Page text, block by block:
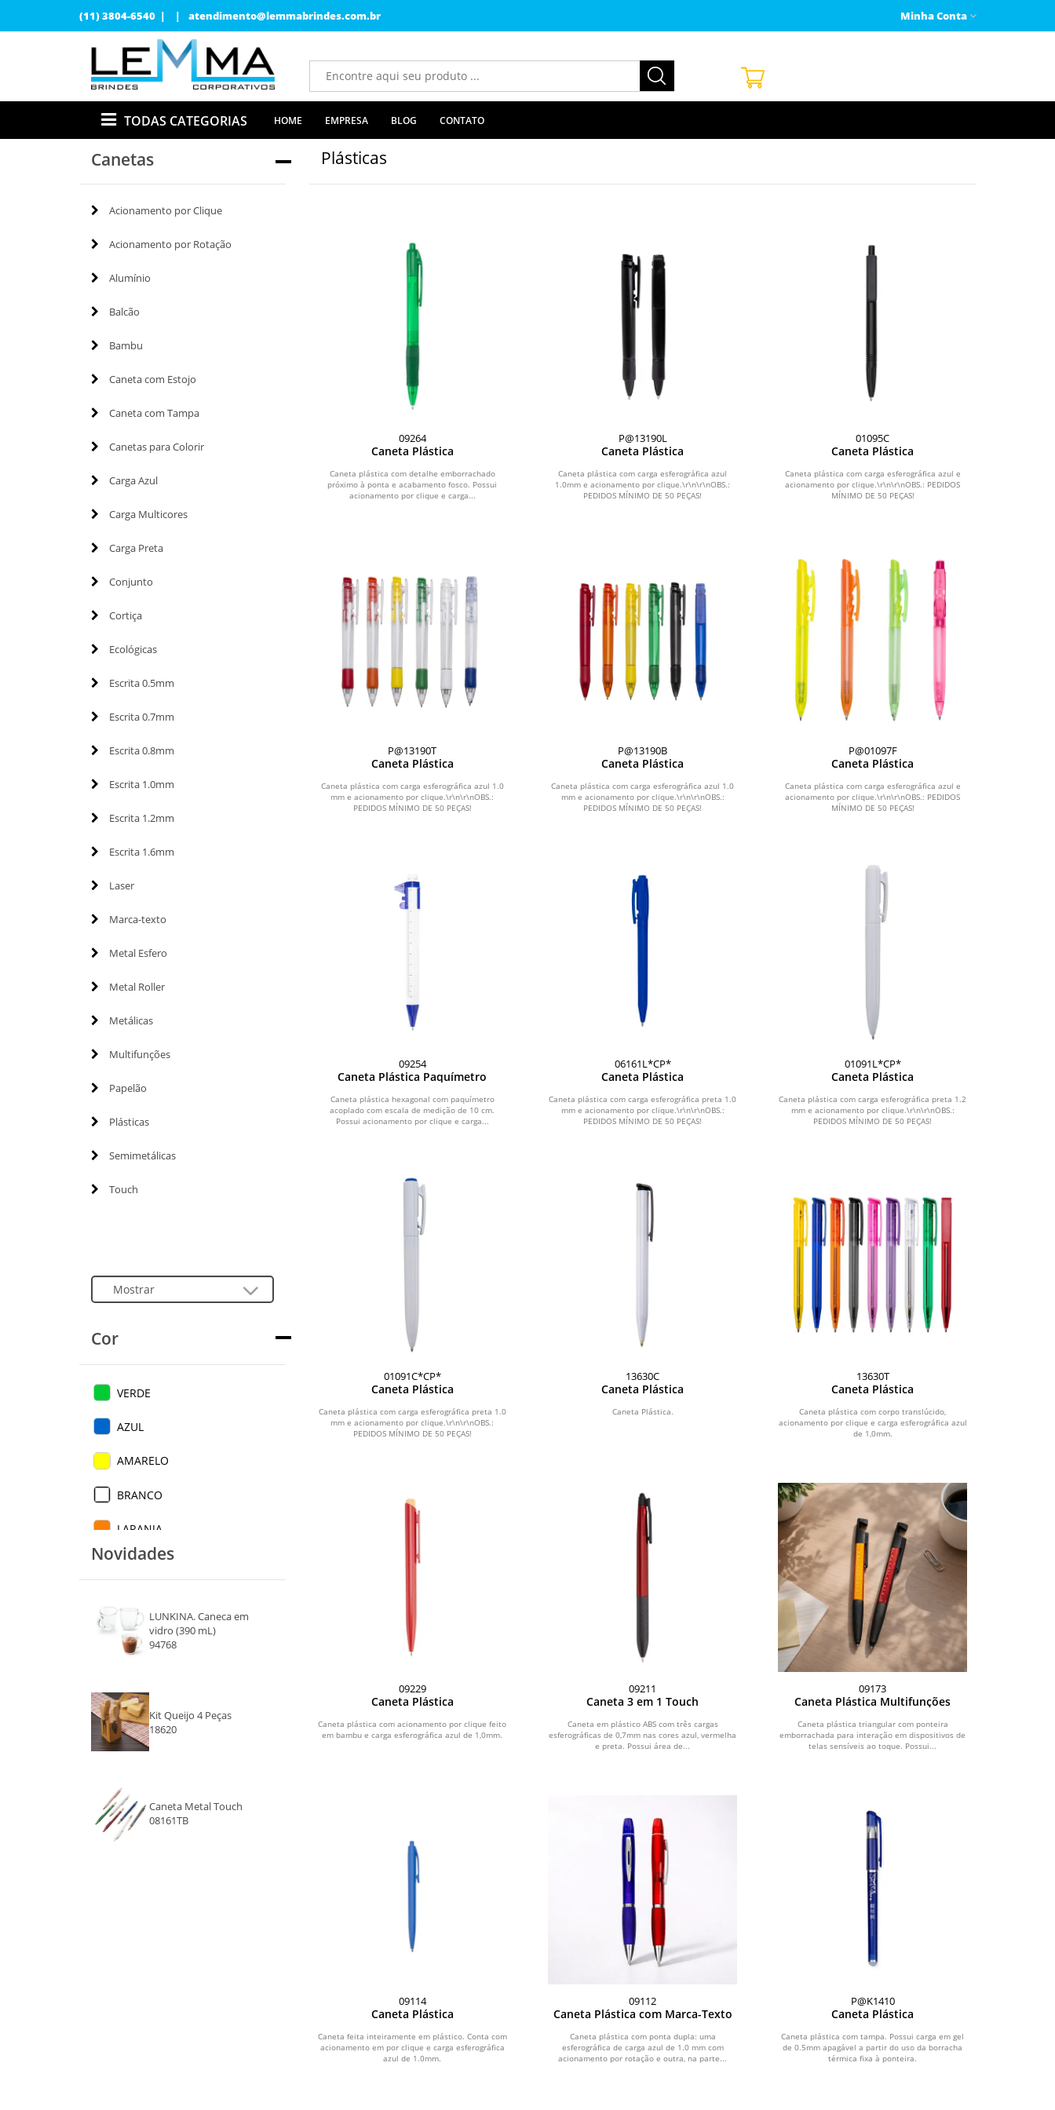
(11) 3804-6540 | | atendimento@lemmabrindes.com.br Minha Conta
TODAS CATEGORIAS HOME EMPRESA BLOG CONTATO
Canetas
Acionamento por Clique
Acionamento por Rotação
Alumínio
Balcão
Bambu
Caneta com Estojo
Caneta com Tampa
Canetas para Colorir
Carga Azul
Carga Multicores
Carga Preta
Conjunto
Cortiça
Ecológicas
Escrita 0.5mm
Escrita 0.7mm
Escrita 0.8mm
Escrita 1.0mm
Escrita 1.2mm
Escrita 1.6mm
Laser
Marca-texto
Metal Esfero
Metal Roller
Metálicas
Multifunções
Papelão
Plásticas
Semimetálicas
Touch
Cor
VERDE
AZUL
AMARELO
BRANCO
LARANJA
VERMELHO
AZUL ESCURO
ROSA
ROXO
AZUL CLARO
PINK
Novidades
LUNKINA. Caneca em
vidro (390 mL)
94768
Kit Queijo 4 Peças
18620
Caneta Metal Touch
08161TB
Plásticas
09264
Caneta Plástica
Caneta plástica com detalhe emborrachado
próximo à ponta e acabamento fosco. Possui
acionamento por clique e carga...
P@13190L
Caneta Plástica
Caneta plástica com carga esferográfica azul
1.0mm e acionamento por clique.\r\n\r\nOBS.:
PEDIDOS MÍNIMO DE 50 PEÇAS!
01095C
Caneta Plástica
Caneta plástica com carga esferográfica azul e
acionamento por clique.\r\n\r\nOBS.: PEDIDOS
MÍNIMO DE 50 PEÇAS!
P@13190T
Caneta Plástica
Caneta plástica com carga esferográfica azul 1.0
mm e acionamento por clique.\r\n\r\nOBS.:
PEDIDOS MÍNIMO DE 50 PEÇAS!
P@13190B
Caneta Plástica
Caneta plástica com carga esferográfica azul 1.0
mm e acionamento por clique.\r\n\r\nOBS.:
PEDIDOS MÍNIMO DE 50 PEÇAS!
P@01097F
Caneta Plástica
Caneta plástica com carga esferográfica azul e
acionamento por clique.\r\n\r\nOBS.: PEDIDOS
MÍNIMO DE 50 PEÇAS!
09254
Caneta Plástica Paquímetro
Caneta plástica hexagonal com paquímetro
acoplado com escala de medição de 10 cm.
Possui acionamento por clique e carga...
06161L*CP*
Caneta Plástica
Caneta plástica com carga esferográfica preta 1.0
mm e acionamento por clique.\r\n\r\nOBS.:
PEDIDOS MÍNIMO DE 50 PEÇAS!
01091L*CP*
Caneta Plástica
Caneta plástica com carga esferográfica preta 1.2
mm e acionamento por clique.\r\n\r\nOBS.:
PEDIDOS MÍNIMO DE 50 PEÇAS!
01091C*CP*
Caneta Plástica
Caneta plástica com carga esferográfica preta 1.0
mm e acionamento por clique.\r\n\r\nOBS.:
PEDIDOS MÍNIMO DE 50 PEÇAS!
13630C
Caneta Plástica
Caneta Plástica.
13630T
Caneta Plástica
Caneta plástica com corpo translúcido,
acionamento por clique e carga esferográfica azul
de 1,0mm.
09229
Caneta Plástica
Caneta plástica com acionamento por clique feito
em bambu e carga esferográfica azul de 1,0mm.
09211
Caneta 3 em 1 Touch
Caneta em plástico ABS com três cargas
esferográficas de 0,7mm nas cores azul, vermelha
e preta. Possui área de...
09173
Caneta Plástica Multifunções
Caneta plástica triangular com ponteira
emborrachada para interação em dispositivos de
telas sensíveis ao toque. Possui...
09114
Caneta Plástica
Caneta feita inteiramente em plástico. Conta com
acionamento em por clique e carga esferográfica
azul de 1.0mm.
09112
Caneta Plástica com Marca-Texto
Caneta plástica com ponta dupla: uma
esferográfica de carga azul de 1.0 mm com
acionamento por rotação e outra, na parte...
P@K1410
Caneta Plástica
Caneta plástica com tampa. Possui carga em gel
de 0.5mm apagável a partir do uso da borracha
térmica fixa à ponteira.